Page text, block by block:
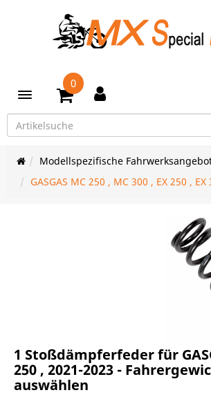
Toggle navigation
0
Modellspezifische
GASGAS MC 250 , MC 300 , EX 250 , EX
1 Stoßdämpferfeder für
250 , 2021-2023 -
auswählen